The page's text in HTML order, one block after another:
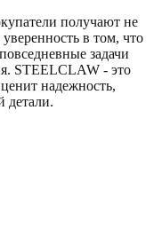
получают не
в том, что
задачи
STEELCLAW - это
надежность,
детали.